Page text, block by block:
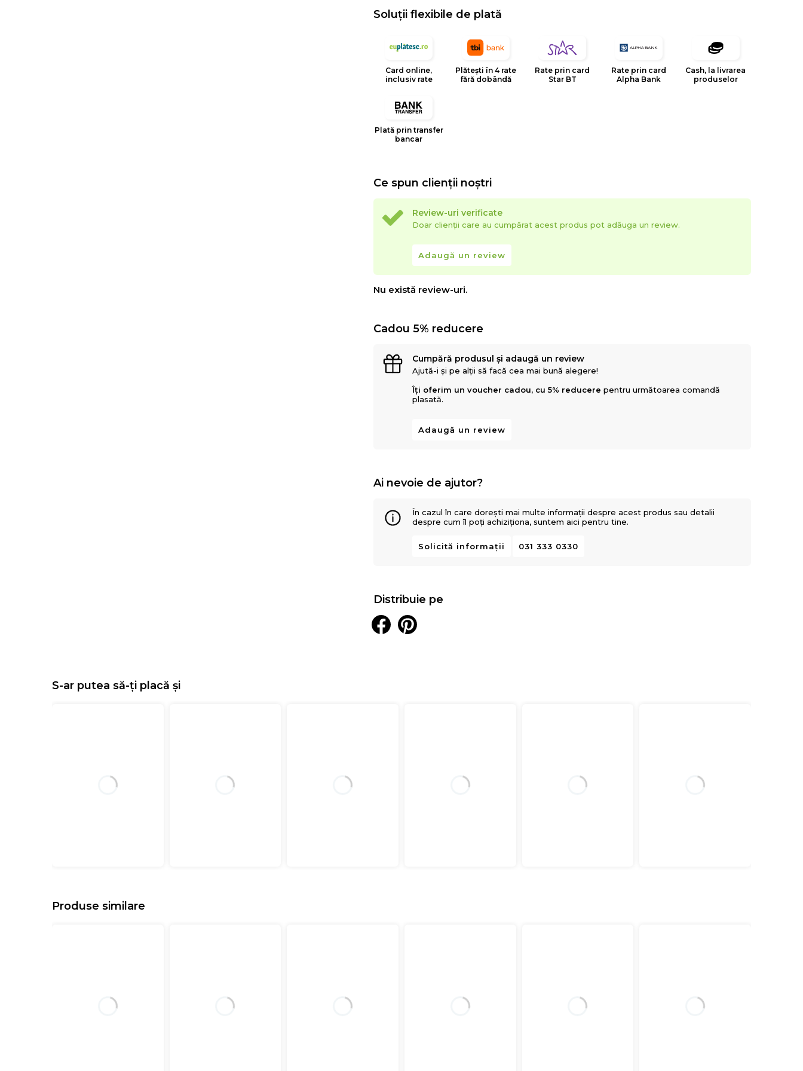
Soluții flexibile de plată
Card online,
inclusiv rate
Plătești în 4 rate
fără dobândă
Rate prin card
Star BT
Rate prin card
Alpha Bank
Cash, la livrarea
produselor
Plată prin transfer
bancar
Ce spun clienții noștri
Review-uri verificate
Doar clienții care au cumpărat acest produs pot adăuga un review.
Adaugă un review
Nu există review-uri.
Cadou 5% reducere
Cumpără produsul și adaugă un review
Ajută-i și pe alții să facă cea mai bună alegere!
Îți oferim un voucher cadou, cu 5% reducere pentru următoarea comandă
plasată.
Adaugă un review
Ai nevoie de ajutor?
În cazul în care dorești mai multe informații despre acest produs sau detalii
despre cum îl poți achiziționa, suntem aici pentru tine.
Solicită informații 031 333 0330
Distribuie pe
S-ar putea să-ți placă și
Produse similare